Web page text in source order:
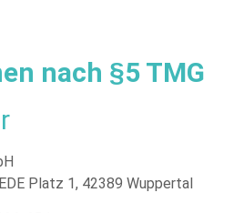
nach §5 TMG
Platz 1, 42389 Wuppertal